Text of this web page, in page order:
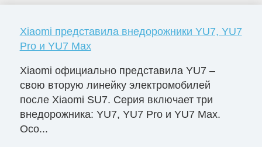
Xiaomi представила внедорожники YU7, YU7
Pro и YU7 Max
Xiaomi официально представила YU7 –
свою вторую линейку электромобилей
после Xiaomi SU7. Серия включает три
внедорожника: YU7, YU7 Pro и YU7 Max.
Осо...